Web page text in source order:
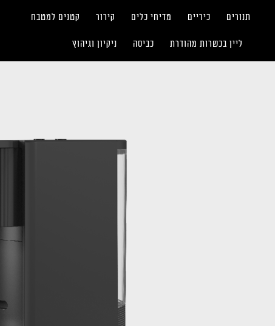
תנורים כיריים מדיחי כלים קירור קטנים למטבח
ליין בכשרות מהודרת כביסה ניקיון וגיהוץ